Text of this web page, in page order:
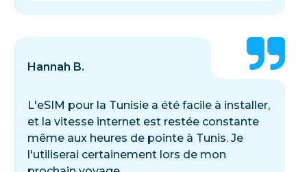
Hannah B.
L'eSIM pour la Tunisie a été facile à installer,
et la vitesse internet est restée constante
même aux heures de pointe à Tunis. Je
l'utiliserai certainement lors de mon